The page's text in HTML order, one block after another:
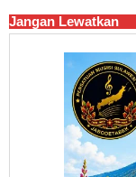
Jangan Lewatkan